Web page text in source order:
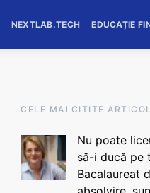
NEXTLAB.TECH EDUCAȚIE
CELE MAI CITITE
Nu poate
să-i ducă pe
Bacalaureat